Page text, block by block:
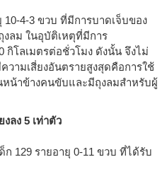
10-4-3 ขวบ ที่มีการบาดเจ็บของ
ลม ในอุบัติเหตุที่มีการ
กิโลเมตรต่อชั่วโมง ดังนั้น จึงไม่
ามเสี่ยงอันตรายสูงสุดคือการใช้
น้าข้างคนขับและมีถุงลมสำหรับผู้
ลง 5 เท่าตัว
129 รายอายุ 0-11 ขวบ ที่ได้รับ